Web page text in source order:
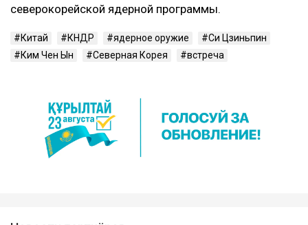
северокорейской ядерной программы.
Китай КНДР ядерное оружие
Си Цзиньпин
Ким Чен Ын
Северная Корея встреча